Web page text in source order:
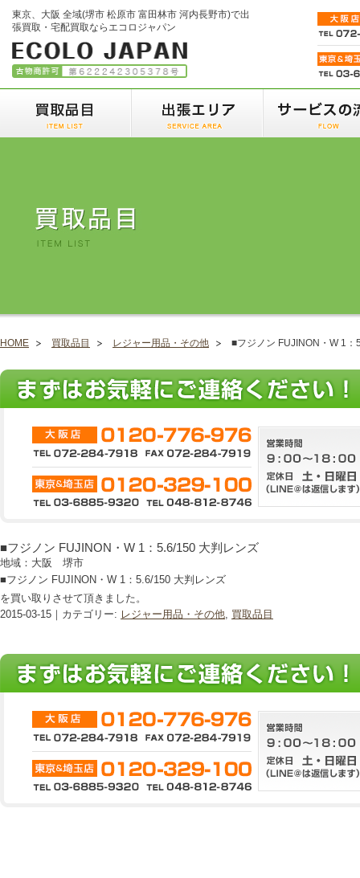
東京、大阪 全域(堺市 松原市 富田林市 河内長野市)で出
張買取・宅配買取ならエコロジャパン
HOME 買取品目 レジャー用品・その他 ■フジノン FUJINON・W 1：
■フジノン FUJINON・W 1：5.6/150 大判レンズ
地域：大阪 堺市
■フジノン FUJINON・W 1：5.6/150 大判レンズ
を買い取りさせて頂きました。
2015-03-15｜カテゴリー: レジャー用品・その他, 買取品目